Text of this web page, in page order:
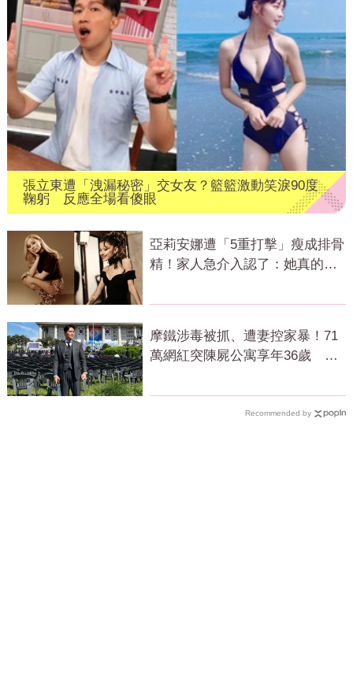
張立東遭「洩漏秘密」交女友？籃籃激動笑淚90度
鞠躬 反應全場看傻眼
亞莉安娜遭「5重打擊」瘦成排骨
精！家人急介入認了：她真的不
摩鐵涉毒被抓、遭妻控家暴！71
萬網紅突陳屍公寓享年36歲 警
Recommended by